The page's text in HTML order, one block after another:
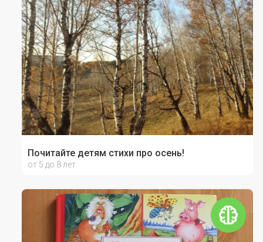
Почитайте детям стихи про осень!
от 5 до 8 лет